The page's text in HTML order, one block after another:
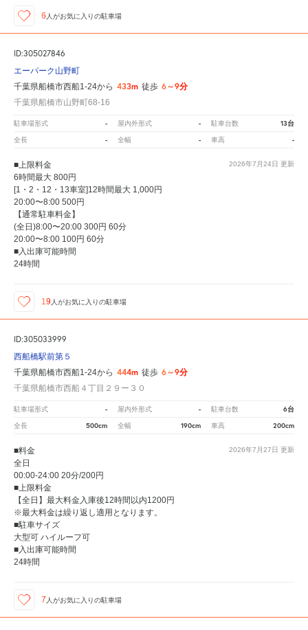
6 人がお気に入りの駐車場
ID:305027846
エーパーク山野町
千葉県船橋市西船1-24から 433m 徒歩 6～9分
千葉県船橋市山野町68-16
駐車場形式 - 屋内外形式 - 駐車台数 13台
全長 - 全幅 - 車高 -
2026年7月24日 更新
■上限料金
6時間最大 800円
[1・2・12・13車室]12時間最大 1,000円
20:00〜8:00 500円
【通常駐車料金】
(全日)8:00〜20:00 300円 60分
20:00〜8:00 100円 60分
■入出庫可能時間
24時間
19 人がお気に入りの駐車場
ID:305033999
西船橋駅前第５
千葉県船橋市西船1-24から 444m 徒歩 6～9分
千葉県船橋市西船４丁目２９ー３０
駐車場形式 - 屋内外形式 - 駐車台数 6台
全長 500cm 全幅 190cm 車高 200cm
2026年7月27日 更新
■料金
全日
00:00-24:00 20分/200円
■上限料金
【全日】最大料金入庫後12時間以内1200円
※最大料金は繰り返し適用となります。
■駐車サイズ
大型可 ハイルーフ可
■入出庫可能時間
24時間
7 人がお気に入りの駐車場